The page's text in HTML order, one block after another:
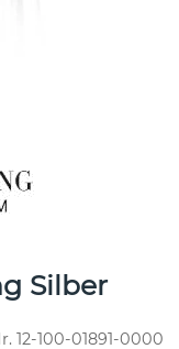
Silber
12-100-01891-0000